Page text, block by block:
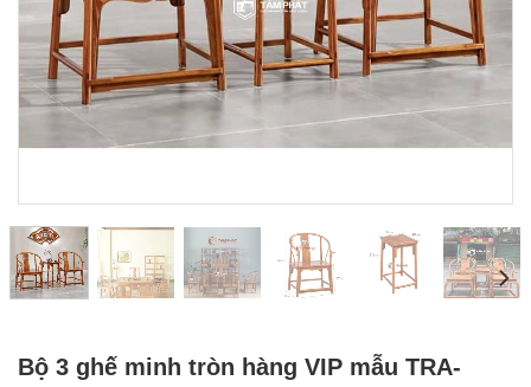
Bộ 3 ghế minh tròn hàng VIP mẫu TRA-